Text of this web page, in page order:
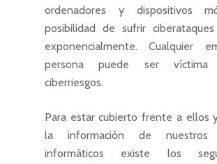
ordenadores y dispositivos
posibilidad de sufrir
exponencialmente. Cualquier
persona puede ser
ciberriesgos.
Para estar cubierto frente a ellos
la información de nuestros
informáticos existe los